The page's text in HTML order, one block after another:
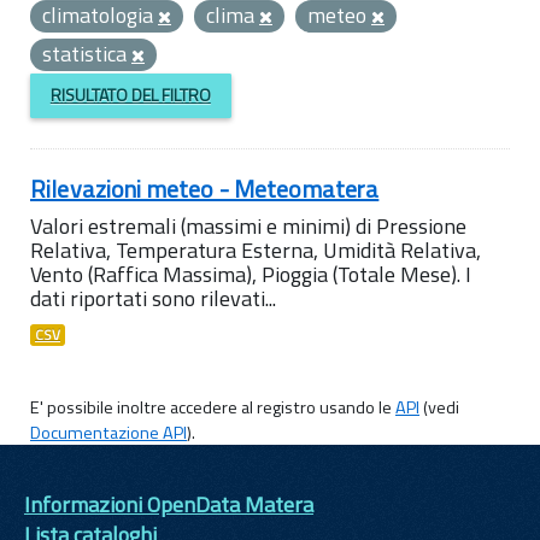
climatologia
clima
meteo
statistica
RISULTATO DEL FILTRO
Rilevazioni meteo - Meteomatera
Valori estremali (massimi e minimi) di Pressione
Relativa, Temperatura Esterna, Umidità Relativa,
Vento (Raffica Massima), Pioggia (Totale Mese). I
dati riportati sono rilevati...
CSV
E' possibile inoltre accedere al registro usando leAPI(vedi
Documentazione API).
Informazioni OpenData Matera